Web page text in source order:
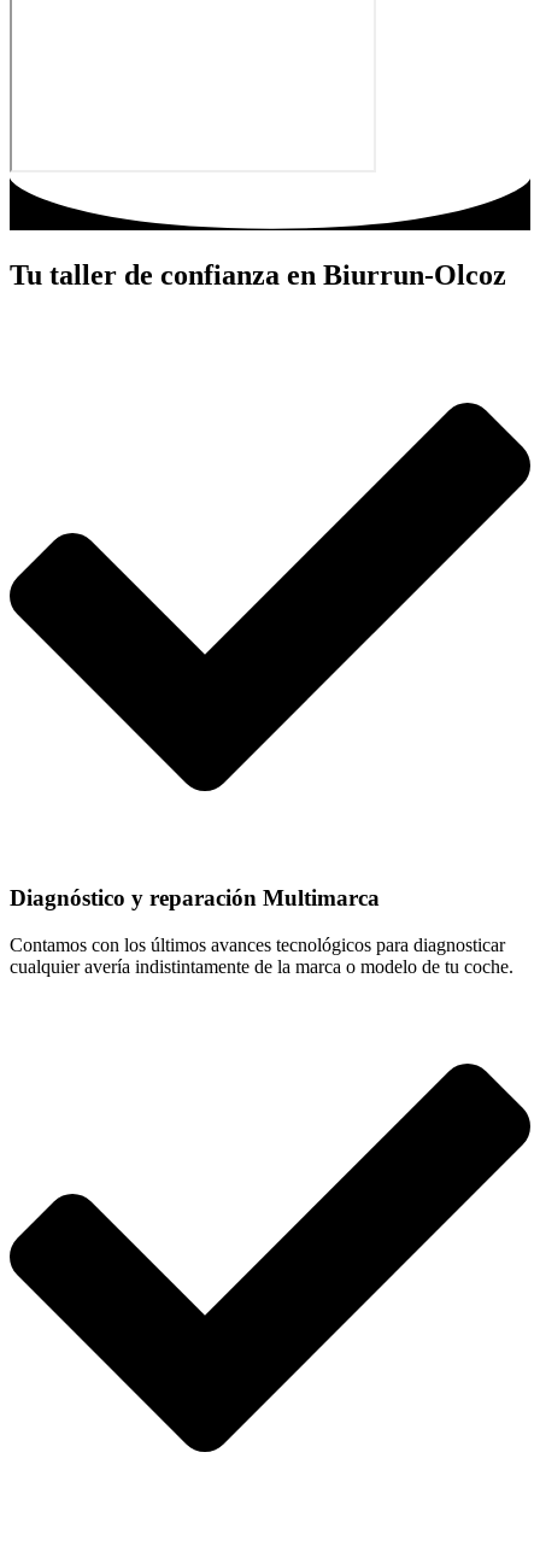
Tu taller de confianza en Biurrun-Olcoz
Diagnóstico y reparación Multimarca
Contamos con los últimos avances tecnológicos para diagnosticar
cualquier avería indistintamente de la marca o modelo de tu coche.